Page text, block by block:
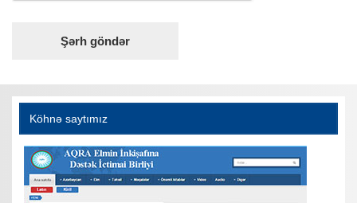
Köhnə saytımız